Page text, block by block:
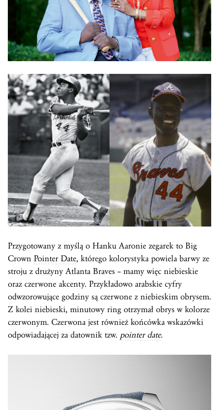
Przygotowany z myślą o Hanku Aaronie zegarek to Big
Crown Pointer Date, którego kolorystyka powiela barwy ze
stroju z drużyny Atlanta Braves – mamy więc niebieskie
oraz czerwone akcenty. Przykładowo arabskie cyfry
odwzorowujące godziny są czerwone z niebieskim obrysem.
Z kolei niebieski, minutowy ring otrzymał obrys w kolorze
czerwonym. Czerwona jest również końcówka wskazówki
odpowiadającej za datownik tzw. pointer date.